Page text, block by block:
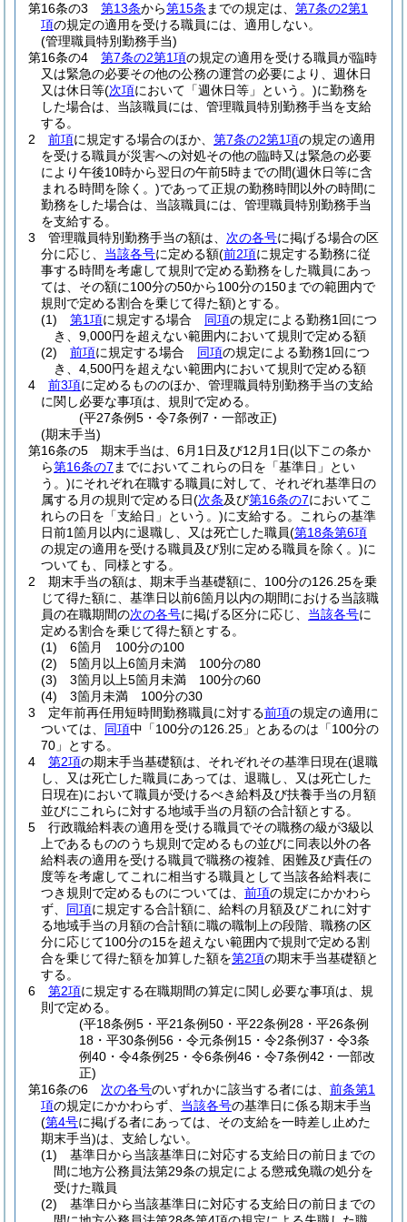
第16条の3
第13条から第15条 までの規定は、 第7条の2第1
項の規定の適用を受ける職員には、適用しない。
(管理職員特別勤務手当)
第16条の4
第7条の2第1項の規定の適用を受ける職員が臨時
又は緊急の必要その他の公務の運営の必要により、週休日
又は休日等(次項において「週休日等」という。)に勤務を
した場合は、当該職員には、管理職員特別勤務手当を支給
する。
2
前項に規定する場合のほか、 第7条の2第1項の規定の適用
を受ける職員が災害への対処その他の臨時又は緊急の必要
により午後10時から翌日の午前5時までの間(週休日等に含
まれる時間を除く。)であって正規の勤務時間以外の時間に
勤務をした場合は、当該職員には、管理職員特別勤務手当
を支給する。
3
管理職員特別勤務手当の額は、 次の各号に掲げる場合の区
分に応じ、 当該各号に定める額(前2項に規定する勤務に従
事する時間を考慮して規則で定める勤務をした職員にあっ
ては、その額に100分の50から100分の150までの範囲内で
規則で定める割合を乗じて得た額)とする。
(1)
第1項に規定する場合 同項の規定による勤務1回につ
き、9,000円を超えない範囲内において規則で定める額
(2)
前項に規定する場合 同項の規定による勤務1回につ
き、4,500円を超えない範囲内において規則で定める額
4
前3項に定めるもののほか、管理職員特別勤務手当の支給
に関し必要な事項は、規則で定める。
(平27条例5・令7条例7・一部改正)
(期末手当)
第16条の5
期末手当は、6月1日及び12月1日(以下この条か
ら第16条の7 までにおいてこれらの日を「基準日」とい
う。)にそれぞれ在職する職員に対して、それぞれ基準日の
属する月の規則で定める日(次条及び第16条の7においてこ
れらの日を「支給日」という。)に支給する。
これらの基準
日前1箇月以内に退職し、又は死亡した職員(第18条第6項
の規定の適用を受ける職員及び別に定める職員を除く。)に
ついても、同様とする。
2
期末手当の額は、期末手当基礎額に、100分の126.25を乗
じて得た額に、基準日以前6箇月以内の期間における当該職
員の在職期間の次の各号に掲げる区分に応じ、 当該各号に
定める割合を乗じて得た額とする。
(1)
6箇月 100分の100
(2)
5箇月以上6箇月未満 100分の80
(3)
3箇月以上5箇月未満 100分の60
(4)
3箇月未満 100分の30
3
定年前再任用短時間勤務職員に対する前項の規定の適用に
ついては、 同項中「100分の126.25」とあるのは「100分の
70」とする。
4
第2項の期末手当基礎額は、それぞれその基準日現在(退職
し、又は死亡した職員にあっては、退職し、又は死亡した
日現在)において職員が受けるべき給料及び扶養手当の月額
並びにこれらに対する地域手当の月額の合計額とする。
5
行政職給料表の適用を受ける職員でその職務の級が3級以
上であるもののうち規則で定めるもの並びに同表以外の各
給料表の適用を受ける職員で職務の複雑、困難及び責任の
度等を考慮してこれに相当する職員として当該各給料表に
つき規則で定めるものについては、 前項の規定にかかわら
ず、 同項に規定する合計額に、給料の月額及びこれに対す
る地域手当の月額の合計額に職の職制上の段階、職務の区
分に応じて100分の15を超えない範囲内で規則で定める割
合を乗じて得た額を加算した額を第2項の期末手当基礎額と
する。
6
第2項に規定する在職期間の算定に関し必要な事項は、規
則で定める。
(平18条例5・平21条例50・平22条例28・平26条例
18・平30条例56・令元条例15・令2条例37・令3条
例40・令4条例25・令6条例46・令7条例42・一部改
正)
第16条の6
次の各号のいずれかに該当する者には、 前条第1
項の規定にかかわらず、 当該各号の基準日に係る期末手当
(第4号に掲げる者にあっては、その支給を一時差し止めた
期末手当)は、支給しない。
(1)
基準日から当該基準日に対応する支給日の前日までの
間に地方公務員法第29条の規定による懲戒免職の処分を
受けた職員
(2)
基準日から当該基準日に対応する支給日の前日までの